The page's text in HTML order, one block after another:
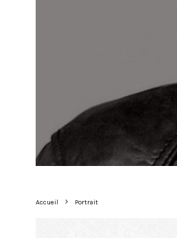
Accueil Portrait